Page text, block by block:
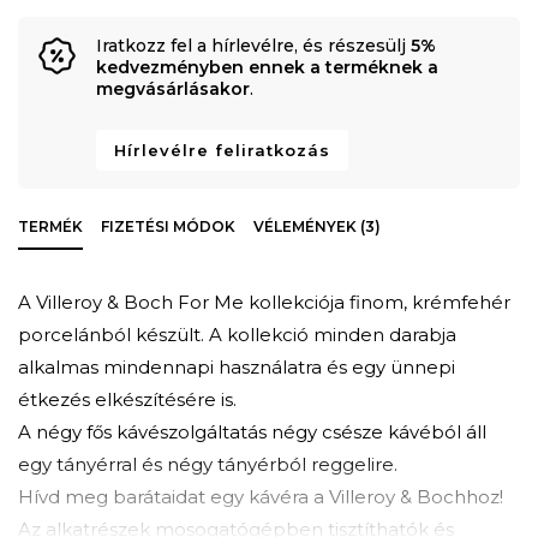
Iratkozz fel a hírlevélre, és részesülj 5%
kedvezményben ennek a terméknek a
megvásárlásakor.
Hírlevélre feliratkozás
TERMÉK FIZETÉSI MÓDOK VÉLEMÉNYEK (3)
A Villeroy & Boch For Me kollekciója finom, krémfehér
porcelánból készült. A kollekció minden darabja
alkalmas mindennapi használatra és egy ünnepi
étkezés elkészítésére is.
A négy fős kávészolgáltatás négy csésze kávéból áll
egy tányérral és négy tányérból reggelire.
Hívd meg barátaidat egy kávéra a Villeroy & Bochhoz!
Az alkatrészek mosogatógépben tisztíthatók és